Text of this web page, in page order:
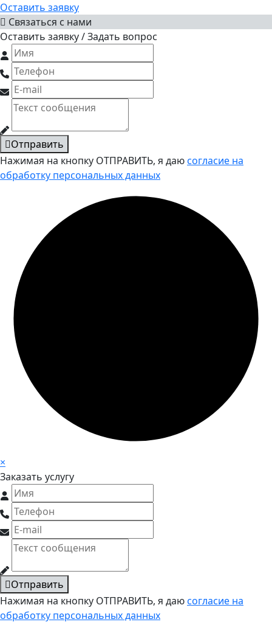
Оставить заявку
Связаться с нами
Оставить заявку / Задать вопрос
Отправить
Нажимая на кнопку ОТПРАВИТЬ, я даюсогласие на
обработку персональных данных
×
Заказать услугу
Отправить
Нажимая на кнопку ОТПРАВИТЬ, я даюсогласие на
обработку персональных данных